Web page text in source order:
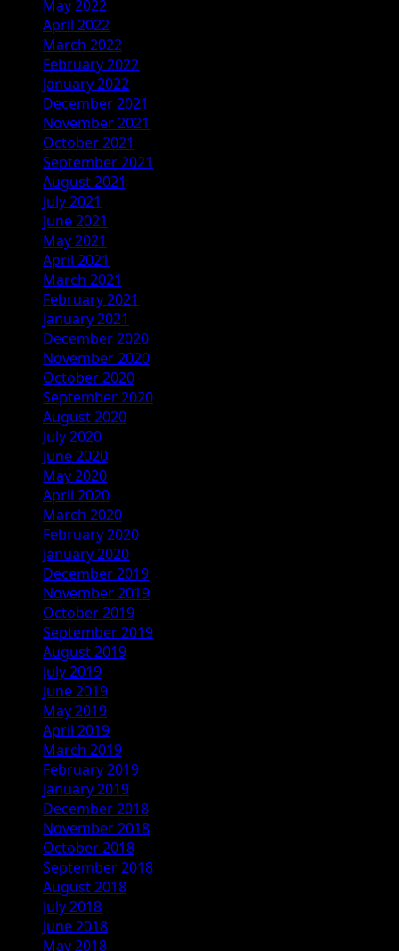
May 2022
April 2022
March 2022
February 2022
January 2022
December 2021
November 2021
October 2021
September 2021
August 2021
July 2021
June 2021
May 2021
April 2021
March 2021
February 2021
January 2021
December 2020
November 2020
October 2020
September 2020
August 2020
July 2020
June 2020
May 2020
April 2020
March 2020
February 2020
January 2020
December 2019
November 2019
October 2019
September 2019
August 2019
July 2019
June 2019
May 2019
April 2019
March 2019
February 2019
January 2019
December 2018
November 2018
October 2018
September 2018
August 2018
July 2018
June 2018
May 2018